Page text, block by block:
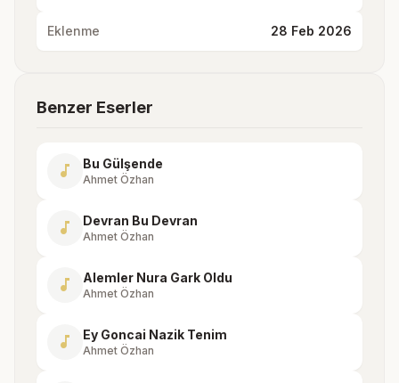
Eklenme 28 Feb 2026
Benzer Eserler
music_note Bu Gülşende
Ahmet Özhan
music_note Devran Bu Devran
Ahmet Özhan
music_note Alemler Nura Gark Oldu
Ahmet Özhan
music_note Ey Goncai Nazik Tenim
Ahmet Özhan